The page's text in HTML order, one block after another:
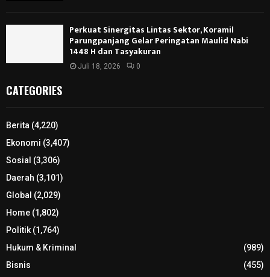
Perkuat Sinergitas Lintas Sektor, Koramil
Parungpanjang Gelar Peringatan Maulid Nabi
1448 H dan Tasyakuran
Juli 18, 2026 0
CATEGORIES
Berita (4,220)
Ekonomi (3,407)
Sosial (3,306)
Daerah (3,101)
Global (2,029)
Home (1,802)
Politik(1,764)
Hukum & Kriminal
(989)
Bisnis
(455)